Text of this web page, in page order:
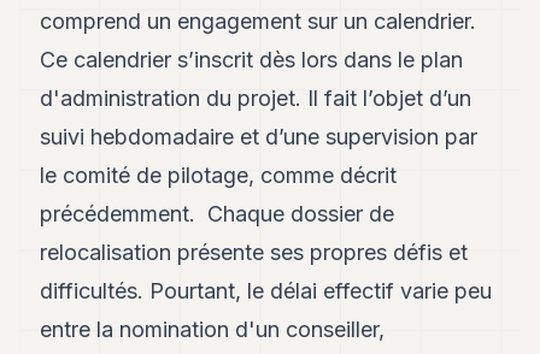
comprend un engagement sur un calendrier.
Ce calendrier s’inscrit dès lors dans le plan
d'administration du projet. Il fait l’objet d’un
suivi hebdomadaire et d’une supervision par
le comité de pilotage, comme décrit
précédemment. Chaque dossier de
relocalisation présente ses propres défis et
difficultés. Pourtant, le délai effectif varie peu
entre la nomination d'un conseiller,